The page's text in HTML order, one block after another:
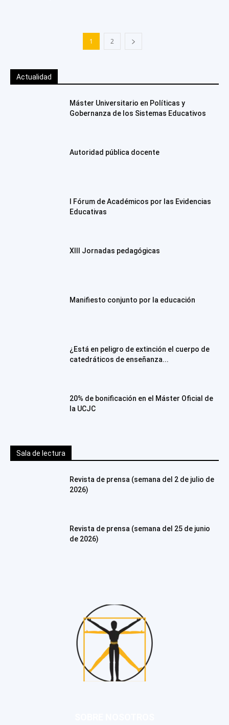
1 2
Actualidad
Máster Universitario en Políticas y
Gobernanza de los Sistemas Educativos
Autoridad pública docente
I Fórum de Académicos por las Evidencias
Educativas
XIII Jornadas pedagógicas
Manifiesto conjunto por la educación
¿Está en peligro de extinción el cuerpo de
catedráticos de enseñanza...
20% de bonificación en el Máster Oficial de
la UCJC
Sala de lectura
Revista de prensa (semana del 2 de julio de
2026)
Revista de prensa (semana del 25 de junio
de 2026)